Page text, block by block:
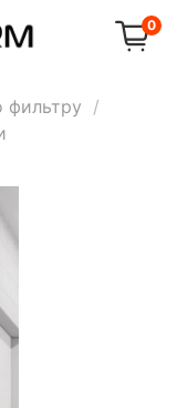
0
фильтру